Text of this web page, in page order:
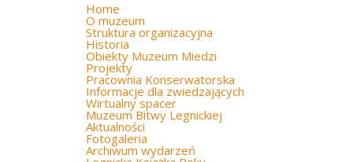
Home
O muzeum
Struktura organizacyjna
Historia
Obiekty Muzeum Miedzi
Projekty
Pracownia Konserwatorska
Informacje dla zwiedzających
Wirtualny spacer
Muzeum Bitwy Legnickiej
Aktualności
Fotogaleria
Archiwum wydarzeń